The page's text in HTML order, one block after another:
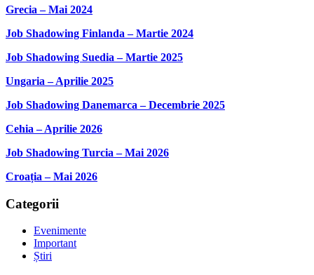
Grecia – Mai 2024
Job Shadowing Finlanda – Martie 2024
Job Shadowing Suedia – Martie 2025
Ungaria – Aprilie 2025
Job Shadowing Danemarca – Decembrie 2025
Cehia – Aprilie 2026
Job Shadowing Turcia – Mai 2026
Croația – Mai 2026
Categorii
Evenimente
Important
Știri